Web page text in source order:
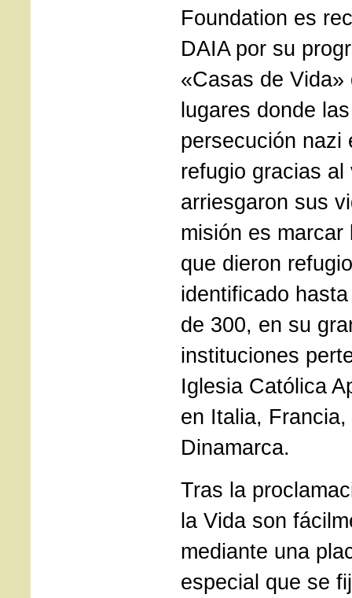
Foundation es
DAIA por su
«Casas de
lugares donde
persecución nazi
refugio gracias
arriesgaron sus
misión es
que dieron
identificado
de 300, en su
instituciones
Iglesia Católica
en Italia,
Dinamarca.
Tras la
la Vida son
mediante una
especial que se